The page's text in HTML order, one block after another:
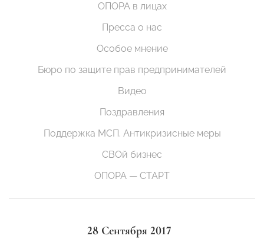
ОПОРА в лицах
Пресса о нас
Особое мнение
Бюро по защите прав предпринимателей
Видео
Поздравления
Поддержка МСП. Антикризисные меры
СВОй бизнес
ОПОРА — СТАРТ
28 Сентября 2017